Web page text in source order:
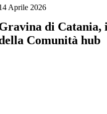
Aprile 2026
di Catania,
Comunità hub